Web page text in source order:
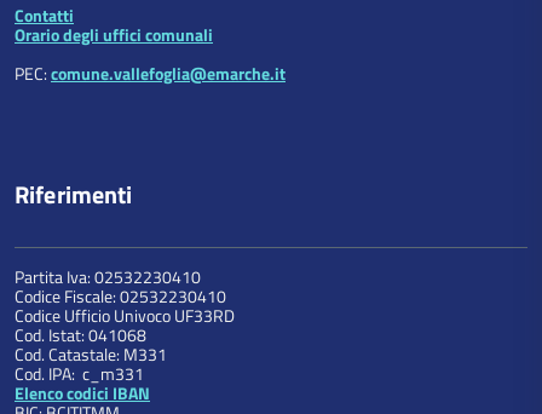
Contatti
Orario degli uffici comunali
PEC:comune.vallefoglia@emarche.it
Riferimenti
Partita Iva: 02532230410
Codice Fiscale: 02532230410
Codice Ufficio Univoco UF33RD
Cod. Istat: 041068
Cod. Catastale: M331
Cod. IPA: c_m331
Elenco codici IBAN